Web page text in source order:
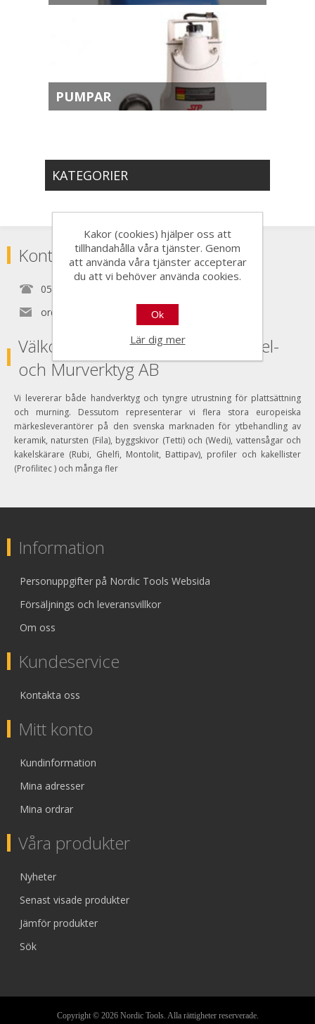
PUMPAR
KATEGORIER
Kontakta
0525150890
order@nordictools.se
Välkommen Till Nordic Tools Kakel-
och Murverktyg AB
Vi levererar både handverktyg och tyngre utrustning för plattsättning
och murning. Dessutom representerar vi flera stora europeiska
märkesleverantörer på den svenska marknaden för ytbehandling av
keramik, natursten (Fila), byggskivor (Tetti) och (Wedi), vattensågar och
kakelskärare (Rubi, Ghelfi, Montolit, Battipav), profiler och kakellister
(Profilitec ) och många fler
Information
Personuppgifter på Nordic Tools Websida
Försäljnings och leveransvillkor
Om oss
Kundeservice
Kontakta oss
Mitt konto
Kundinformation
Mina adresser
Mina ordrar
Våra produkter
Nyheter
Senast visade produkter
Jämför produkter
Sök
Copyright © 2026 Nordic Tools. Alla rättigheter reserverade.
Kakor (cookies) hjälper oss att
tillhandahålla våra tjänster. Genom
att använda våra tjänster accepterar
du att vi behöver använda cookies.
Ok
Lär dig mer